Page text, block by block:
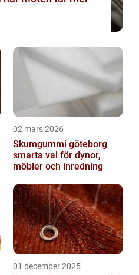
02 mars 2026
Skumgummi göteborg
smarta val för dynor,
möbler och inredning
01 december 2025